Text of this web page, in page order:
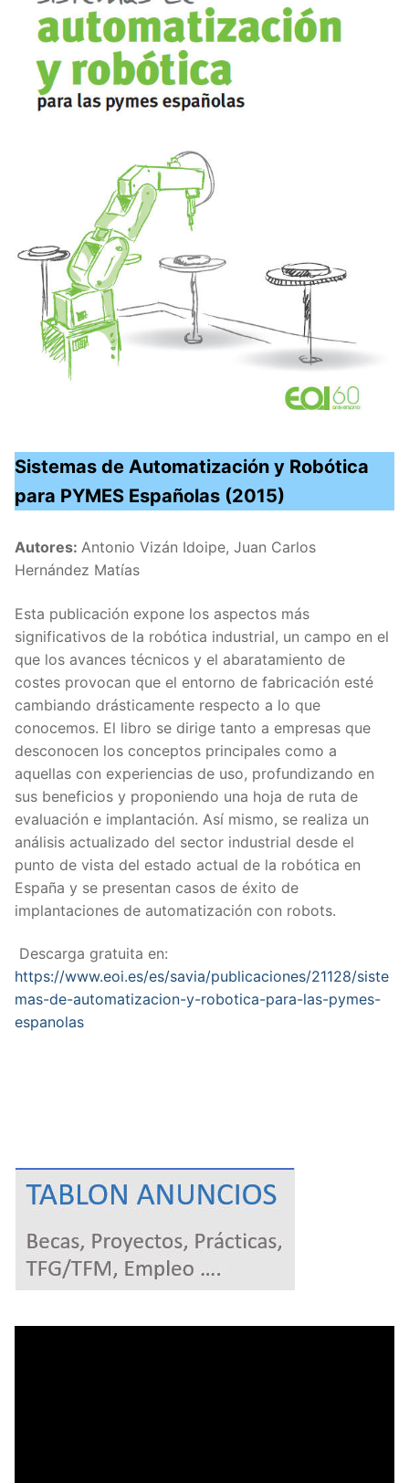
Sistemas de Automatización y Robótica
para PYMES Españolas (2015)
Autores: Antonio Vizán Idoipe, Juan Carlos
Hernández Matías
Esta publicación expone los aspectos más
significativos de la robótica industrial, un campo en el
que los avances técnicos y el abaratamiento de
costes provocan que el entorno de fabricación esté
cambiando drásticamente respecto a lo que
conocemos. El libro se dirige tanto a empresas que
desconocen los conceptos principales como a
aquellas con experiencias de uso, profundizando en
sus beneficios y proponiendo una hoja de ruta de
evaluación e implantación. Así mismo, se realiza un
análisis actualizado del sector industrial desde el
punto de vista del estado actual de la robótica en
España y se presentan casos de éxito de
implantaciones de automatización con robots.
Descarga gratuita en:
https://www.eoi.es/es/savia/publicaciones/21128/siste
mas-de-automatizacion-y-robotica-para-las-pymes-
espanolas